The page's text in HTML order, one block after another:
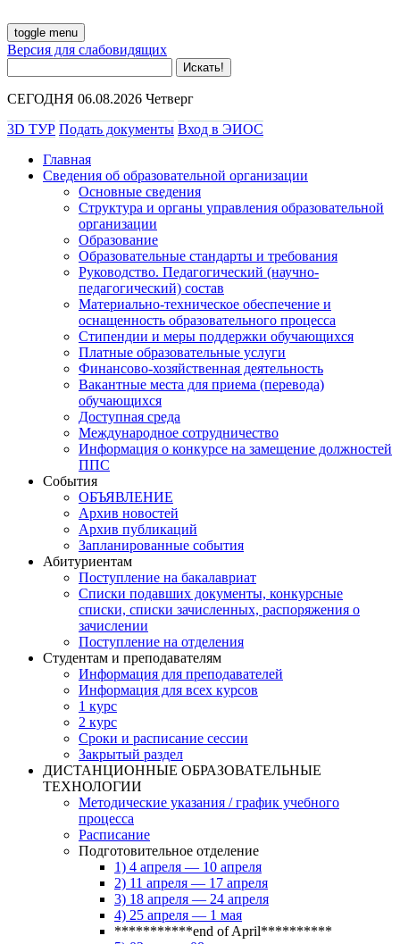
toggle menu
Версия для слабовидящих
СЕГОДНЯ 06.08.2026 Четверг
3D ТУР Подать документы Вход в ЭИОС
Главная
Сведения об образовательной организации
Основные сведения
Структура и органы управления образовательной
организации
Образование
Образовательные стандарты и требования
Руководство. Педагогический (научно-
педагогический) состав
Материально-техническое обеспечение и
оснащенность образовательного процесса
Стипендии и меры поддержки обучающихся
Платные образовательные услуги
Финансово-хозяйственная деятельность
Вакантные места для приема (перевода)
обучающихся
Доступная среда
Международное сотрудничество
Информация о конкурсе на замещение должностей
ППС
События
ОБЪЯВЛЕНИЕ
Архив новостей
Архив публикаций
Запланированные события
Абитуриентам
Поступление на бакалавриат
Списки подавших документы, конкурсные
списки, списки зачисленных, распоряжения о
зачислении
Поступление на отделения
Студентам и преподавателям
Информация для преподавателей
Информация для всех курсов
1 курс
2 курс
Сроки и расписание сессии
Закрытый раздел
ДИСТАНЦИОННЫЕ ОБРАЗОВАТЕЛЬНЫЕ
ТЕХНОЛОГИИ
Методические указания / график учебного
процесса
Расписание
Подготовительное отделение
1) 4 апреля — 10 апреля
2) 11 апреля — 17 апреля
3) 18 апреля — 24 апреля
4) 25 апреля — 1 мая
***********end of April**********